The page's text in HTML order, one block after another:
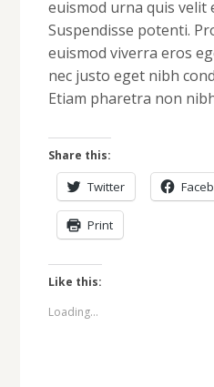
euismod urna quis velit
Suspendisse potenti.
euismod viverra eros
nec justo eget nibh
Etiam pharetra non
Share this:
Twitter
Print
Like this:
Loading...